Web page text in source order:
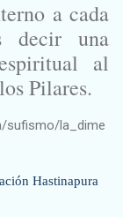
a cada
decir una
al
Pilares.
sufismo/la_dime
Hastinapura